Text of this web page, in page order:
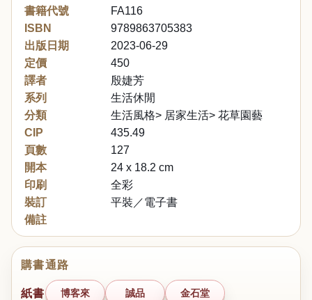
書籍代號
FA116
ISBN
9789863705383
出版日期
2023-06-29
定價
450
譯者
殷婕芳
系列
生活休閒
分類
生活風格> 居家生活> 花草園藝
CIP
435.49
頁數
127
開本
24 x 18.2 cm
印刷
全彩
裝訂
平裝／電子書
備註
購書通路
紙書 博客來 誠品 金石堂